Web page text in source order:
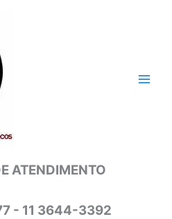
ATENDIMENTO
- 11 3644-3392